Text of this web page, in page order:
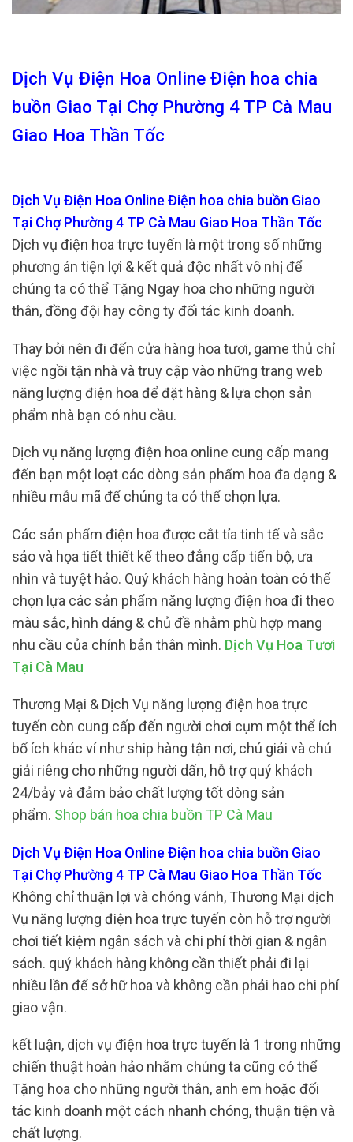
Dịch Vụ Điện Hoa Online Điện hoa chia
buồn Giao Tại Chợ Phường 4 TP Cà Mau
Giao Hoa Thần Tốc
Dịch Vụ Điện Hoa Online Điện hoa chia buồn Giao
Tại Chợ Phường 4 TP Cà Mau Giao Hoa Thần Tốc
Dịch vụ điện hoa trực tuyến là một trong số những
phương án tiện lợi & kết quả độc nhất vô nhị để
chúng ta có thể Tặng Ngay hoa cho những người
thân, đồng đội hay công ty đối tác kinh doanh.
Thay bởi nên đi đến cửa hàng hoa tươi, game thủ chỉ
việc ngồi tận nhà và truy cập vào những trang web
năng lượng điện hoa để đặt hàng & lựa chọn sản
phẩm nhà bạn có nhu cầu.
Dịch vụ năng lượng điện hoa online cung cấp mang
đến bạn một loạt các dòng sản phẩm hoa đa dạng &
nhiều mẫu mã để chúng ta có thể chọn lựa.
Các sản phẩm điện hoa được cắt tỉa tinh tế và sắc
sảo và họa tiết thiết kế theo đẳng cấp tiến bộ, ưa
nhìn và tuyệt hảo. Quý khách hàng hoàn toàn có thể
chọn lựa các sản phẩm năng lượng điện hoa đi theo
màu sắc, hình dáng & chủ đề nhằm phù hợp mang
nhu cầu của chính bản thân mình. Dịch Vụ Hoa Tươi
Tại Cà Mau
Thương Mại & Dịch Vụ năng lượng điện hoa trực
tuyến còn cung cấp đến người chơi cụm một thể ích
bổ ích khác ví như ship hàng tận nơi, chú giải và chú
giải riêng cho những người dấn, hỗ trợ quý khách
24/bảy và đảm bảo chất lượng tốt dòng sản
phẩm. Shop bán hoa chia buồn TP Cà Mau
Dịch Vụ Điện Hoa Online Điện hoa chia buồn Giao
Tại Chợ Phường 4 TP Cà Mau Giao Hoa Thần Tốc
Không chỉ thuận lợi và chóng vánh, Thương Mại dịch
Vụ năng lượng điện hoa trực tuyến còn hỗ trợ người
chơi tiết kiệm ngân sách và chi phí thời gian & ngân
sách. quý khách hàng không cần thiết phải đi lại
nhiều lần để sở hữ hoa và không cần phải hao chi phí
giao vận.
kết luận, dịch vụ điện hoa trực tuyến là 1 trong những
chiến thuật hoàn hảo nhằm chúng ta cũng có thể
Tặng hoa cho những người thân, anh em hoặc đối
tác kinh doanh một cách nhanh chóng, thuận tiện và
chất lượng.